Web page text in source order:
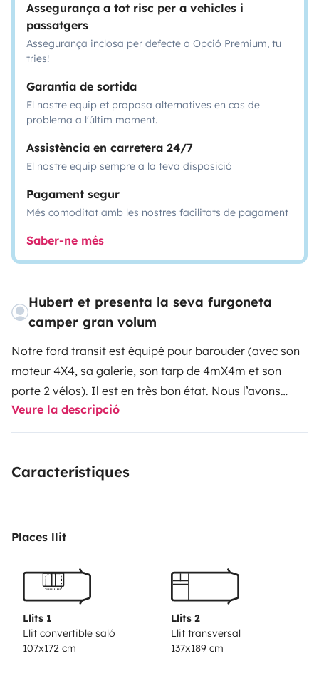
Assegurança a tot risc per a vehicles i
passatgers
Assegurança inclosa per defecte o Opció Premium, tu
tries!
Garantia de sortida
El nostre equip et proposa alternatives en cas de
problema a l'últim moment.
Assistència en carretera 24/7
El nostre equip sempre a la teva disposició
Pagament segur
Més comoditat amb les nostres facilitats de pagament
Saber-ne més
Hubert et presenta la seva furgoneta
camper gran volum
Notre ford transit est équipé pour barouder (avec son
moteur 4X4, sa galerie, son tarp de 4mX4m et son
porte 2 vélos). Il est en très bon état. Nous l’avons
aménagé pour le rendre le plus pratique possible, et
très confortable après la journée d’activité…c’est un
petite famille. Sa largeur « réduite » est un avantage en
Veure la descripció
Característiques
Places llit
Llits 1
Llit convertible saló
107x172 cm
Llits 2
Llit transversal
137x189 cm